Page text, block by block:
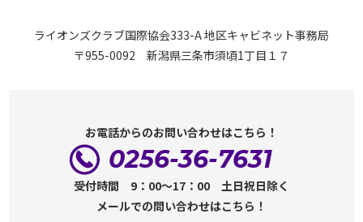
ライオンズクラブ国際協会333-A 地区キャビネット事務局
〒955-0092 新潟県三条市須頃1丁目１７
お電話からのお問い合わせはこちら！
0256-36-7631
受付時間 9：00～17：00 土日祝日除く
メールでの問い合わせはこちら！